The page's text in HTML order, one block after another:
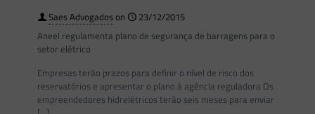
Saes Advogadoson
23/12/2015
Aneel regulamenta plano de segurança de barragens para o
setor elétrico
Empresas terão prazos para definir o nível de risco dos
reservatórios e apresentar o plano à agência reguladora Os
empreendedores hidrelétricos terão seis meses para enviar